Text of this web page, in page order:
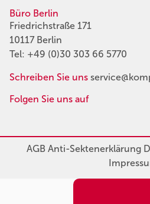
Büro Berlin
Friedrichstraße 171
10117 Berlin
Tel: +49 (0)30 303 66 5770
Schreiben Sie uns
Folgen Sie uns auf
AGBAnti-Sektenerklärung